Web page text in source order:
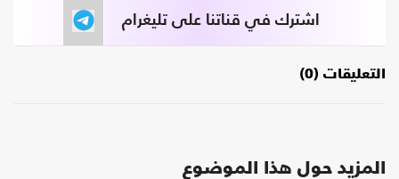
اشترك في قناتنا على تليغرام
التعليقات (0)
المزيد حول هذا الموضوع